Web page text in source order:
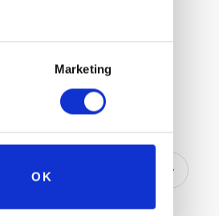
Marketing
OK